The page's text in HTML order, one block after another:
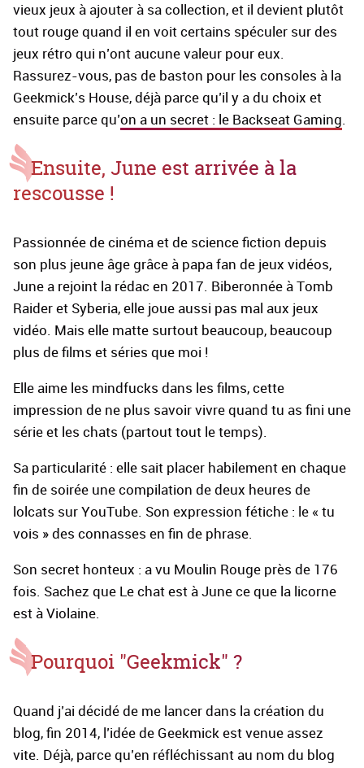
vieux jeux à ajouter à sa collection, et il devient plutôt
tout rouge quand il en voit certains spéculer sur des
jeux rétro qui n’ont aucune valeur pour eux.
Rassurez-vous, pas de baston pour les consoles à la
Geekmick’s House, déjà parce qu’il y a du choix et
ensuite parce qu’on a un secret : le Backseat Gaming
Ensuite, June est arrivée à la
rescousse !
Passionnée de cinéma et de science fiction depuis
son plus jeune âge grâce à papa fan de jeux vidéos,
June a rejoint la rédac en 2017. Biberonnée à Tomb
Raider et Syberia, elle joue aussi pas mal aux jeux
vidéo. Mais elle matte surtout beaucoup, beaucoup
plus de films et séries que moi !
Elle aime les mindfucks dans les films, cette
impression de ne plus savoir vivre quand tu as fini une
série et les chats (partout tout le temps).
Sa particularité : elle sait placer habilement en chaque
fin de soirée une compilation de deux heures de
lolcats sur YouTube. Son expression fétiche : le « tu
vois » des connasses en fin de phrase.
Son secret honteux : a vu Moulin Rouge près de 176
fois. Sachez que Le chat est à June ce que la licorne
est à Violaine.
Pourquoi "Geekmick" ?
Quand j’ai décidé de me lancer dans la création du
blog, fin 2014, l’idée de Geekmick est venue assez
vite. Déjà, parce qu’en réfléchissant au nom du blog